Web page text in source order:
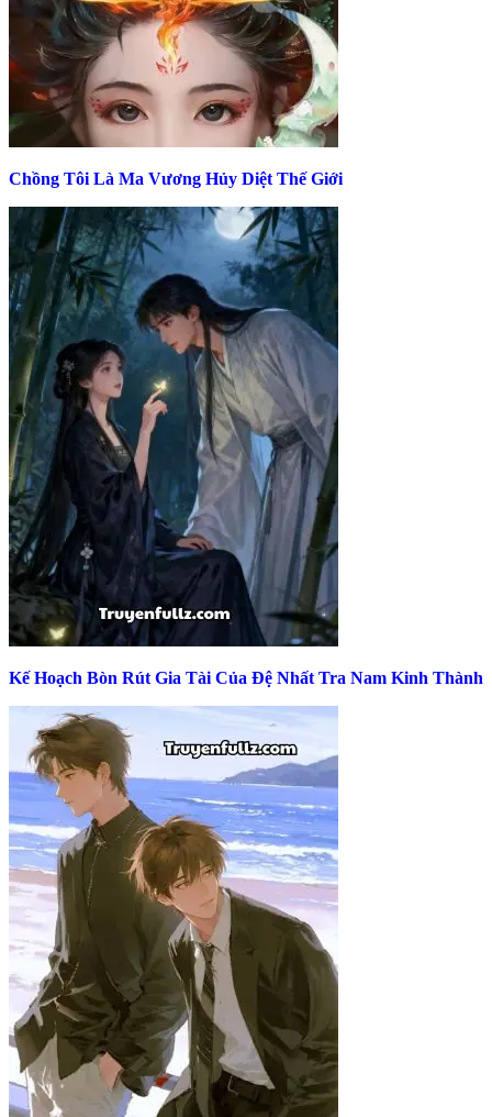
Chồng Tôi Là Ma Vương Hủy Diệt Thế Giới
Kế Hoạch Bòn Rút Gia Tài Của Đệ Nhất Tra Nam Kinh Thành